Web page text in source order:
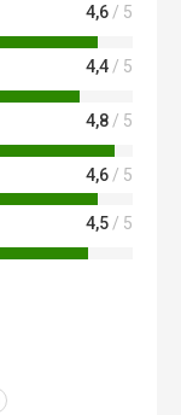
4,6 / 5
4,4 / 5
4,8 / 5
4,6 / 5
4,5 / 5